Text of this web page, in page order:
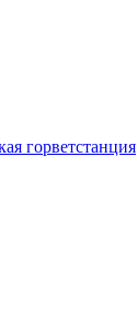
горветстанция